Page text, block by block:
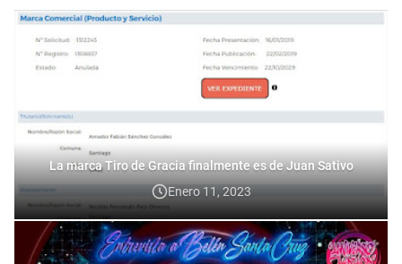
La marca Tiro de Gracia finalmente es de Juan Sativo
Enero 11, 2023